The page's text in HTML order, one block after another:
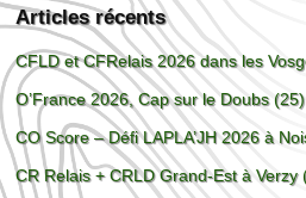
Articles récents
CFLD et CFRelais 2026 dans les
O’France 2026, Cap sur le Doubs (25)
CO Score – Défi LAPLA’JH 2026 à
CR Relais + CRLD Grand-Est à Verzy